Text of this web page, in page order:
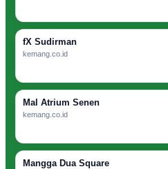
fX Sudirman
kemang.co.id
Mal Atrium Senen
kemang.co.id
Mangga Dua Square